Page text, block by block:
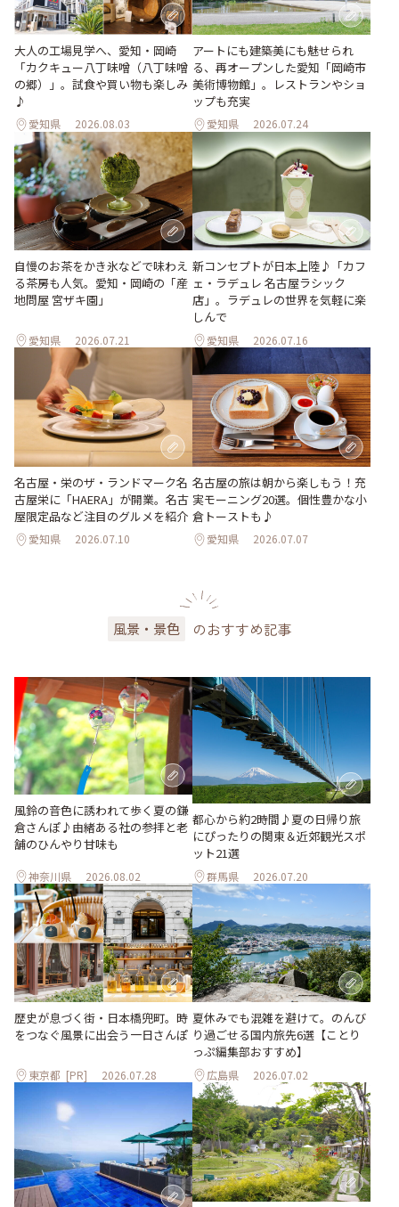
大人の工場見学へ、愛知・岡崎
「カクキュー八丁味噌（八丁味噌
の郷）」。試食や買い物も楽しみ
♪
愛知県 2026.08.03
アートにも建築美にも魅せられ
る、再オープンした愛知「岡崎市
美術博物館」。レストランやショ
ップも充実
愛知県 2026.07.24
自慢のお茶をかき氷などで味わえ
る茶房も人気。愛知・岡崎の「産
地問屋 宮ザキ園」
愛知県 2026.07.21
新コンセプトが日本上陸♪「カフ
ェ・ラデュレ 名古屋ラシック
店」。ラデュレの世界を気軽に楽
しんで
愛知県 2026.07.16
名古屋・栄のザ・ランドマーク名
古屋栄に「HAERA」が開業。名古
屋限定品など注目のグルメを紹介
愛知県 2026.07.10
名古屋の旅は朝から楽しもう！充
実モーニング20選。個性豊かな小
倉トーストも♪
愛知県 2026.07.07
風景・景色 のおすすめ記事
風鈴の音色に誘われて歩く夏の鎌
倉さんぽ♪由緒ある社の参拝と老
舗のひんやり甘味も
神奈川県 2026.08.02
都心から約2時間♪夏の日帰り旅
にぴったりの関東＆近郊観光スポ
ット21選
群馬県 2026.07.20
歴史が息づく街・日本橋兜町。時
をつなぐ風景に出会う一日さんぽ
東京都 [PR] 2026.07.28
夏休みでも混雑を避けて。のんび
り過ごせる国内旅先6選【ことり
っぷ編集部おすすめ】
広島県 2026.07.02